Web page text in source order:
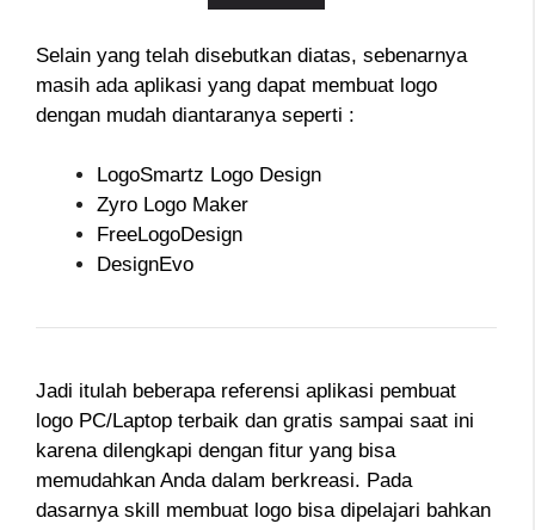
Selain yang telah disebutkan diatas, sebenarnya
masih ada aplikasi yang dapat membuat logo
dengan mudah diantaranya seperti :
LogoSmartz Logo Design
Zyro Logo Maker
FreeLogoDesign
DesignEvo
Jadi itulah beberapa referensi aplikasi pembuat
logo PC/Laptop terbaik dan gratis sampai saat ini
karena dilengkapi dengan fitur yang bisa
memudahkan Anda dalam berkreasi. Pada
dasarnya skill membuat logo bisa dipelajari bahkan